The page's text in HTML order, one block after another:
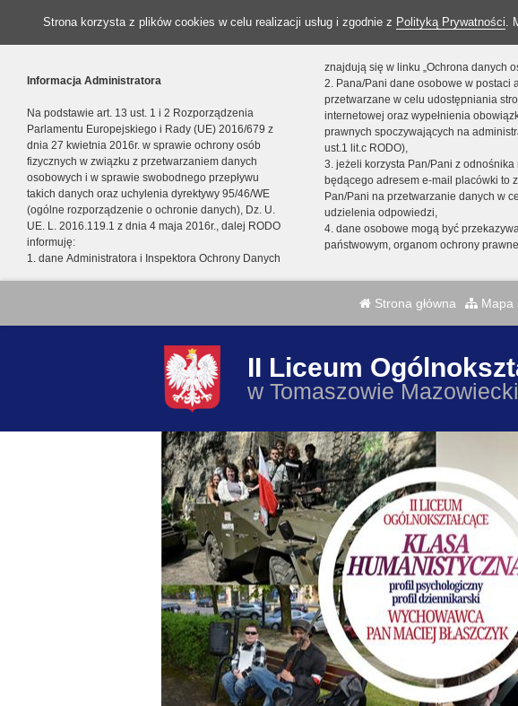
Strona korzysta z plików cookies w celu realizacji usług i zgodnie z Polityką Prywatności.
Informacja Administratora
Na podstawie art. 13 ust. 1 i 2 Rozporządzenia
Parlamentu Europejskiego i Rady (UE) 2016/679 z
dnia 27 kwietnia 2016r. w sprawie ochrony osób
fizycznych w związku z przetwarzaniem danych
osobowych i w sprawie swobodnego przepływu
takich danych oraz uchylenia dyrektywy 95/46/WE
(ogólne rozporządzenie o ochronie danych), Dz. U.
UE. L. 2016.119.1 z dnia 4 maja 2016r., dalej RODO
informuję:
1. dane Administratora i Inspektora Ochrony Danych
znajdują się w linku „Ochrona danych
2. Pana/Pani dane osobowe w postaci
przetwarzane w celu udostępniania
internetowej oraz wypełnienia
prawnych spoczywających na
ust.1 lit.c RODO),
3. jeżeli korzysta Pan/Pani z odnośnika
będącego adresem e-mail placówki to
Pan/Pani na przetwarzanie danych w
udzielenia odpowiedzi,
4. dane osobowe mogą być
państwowym, organom ochrony
Strona główna Mapa
II Liceum
w Tomaszowie